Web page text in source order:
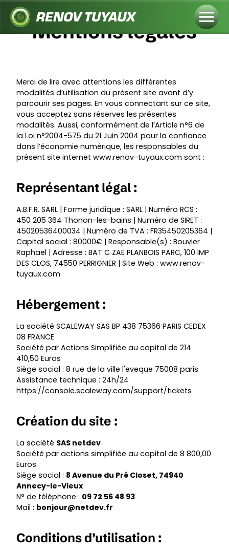
Mentions légales
Merci de lire avec attentions les différentes
modalités d’utilisation du présent site avant d’y
parcourir ses pages. En vous connectant sur ce site,
vous acceptez sans réserves les présentes
modalités. Aussi, conformément de l’Article n°6 de
la Loi n°2004-575 du 21 Juin 2004 pour la confiance
dans l’économie numérique, les responsables du
présent site internet www.renov-tuyaux.com sont :
Représentant légal :
A.B.F.R. SARL | Forme juridique : SARL | Numéro RCS :
450 205 364 Thonon-les-bains | Numéro de SIRET :
45020536400034 | Numéro de TVA : FR35450205364 |
Capital social : 80000€ | Responsable(s) : Bouvier
Raphael | Adresse : BAT C ZAE PLANBOIS PARC, 100 IMP
DES CLOS, 74550 PERRIGNIER | Site Web : www.renov-
tuyaux.com
Hébergement :
La société SCALEWAY SAS BP 438 75366 PARIS CEDEX
08 FRANCE
Société par Actions Simplifiée au capital de 214
410,50 Euros
Siège social : 8 rue de la ville l'eveque 75008 paris
Assistance technique : 24h/24
https://console.scaleway.com/support/tickets
Création du site :
La société SAS netdev
Société par actions simplifiée au capital de 8 800,00
Euros
Siège social : 8 Avenue du Pré Closet, 74940
Annecy-le-Vieux
N° de téléphone : 09 72 56 48 93
Mail : bonjour@netdev.fr
Conditions d’utilisation :